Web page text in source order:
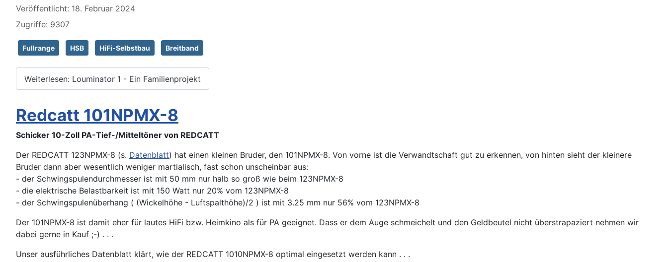
Veröffentlicht: 18. Februar 2024
Zugriffe: 9307
Fullrange HSB HiFi-Selbstbau Breitband
Weiterlesen: Louminator 1 - Ein Familienprojekt
Redcatt 101NPMX-8
Schicker 10-Zoll PA-Tief-/Mitteltöner von REDCATT
Der REDCATT 123NPMX-8 (s. Datenblatt) hat einen kleinen Bruder, den 101NPMX-8. Von vorne ist die Verwandtschaft gut zu erkennen, von hinten sieht der kleinere
Bruder dann aber wesentlich weniger martialisch, fast schon unscheinbar aus:
- der Schwingspulendurchmesser ist mit 50 mm nur halb so groß wie beim 123NPMX-8
- die elektrische Belastbarkeit ist mit 150 Watt nur 20% vom 123NPMX-8
- der Schwingspulenüberhang ( (Wickelhöhe - Luftspalthöhe)/2 ) ist mit 3.25 mm nur 56% vom 123NPMX-8
Der 101NPMX-8 ist damit eher für lautes HiFi bzw. Heimkino als für PA geeignet. Dass er dem Auge schmeichelt und den Geldbeutel nicht überstrapaziert nehmen wir
dabei gerne in Kauf ;-) . . .
Unser ausführliches Datenblatt klärt, wie der REDCATT 1010NPMX-8 optimal eingesetzt werden kann . . .